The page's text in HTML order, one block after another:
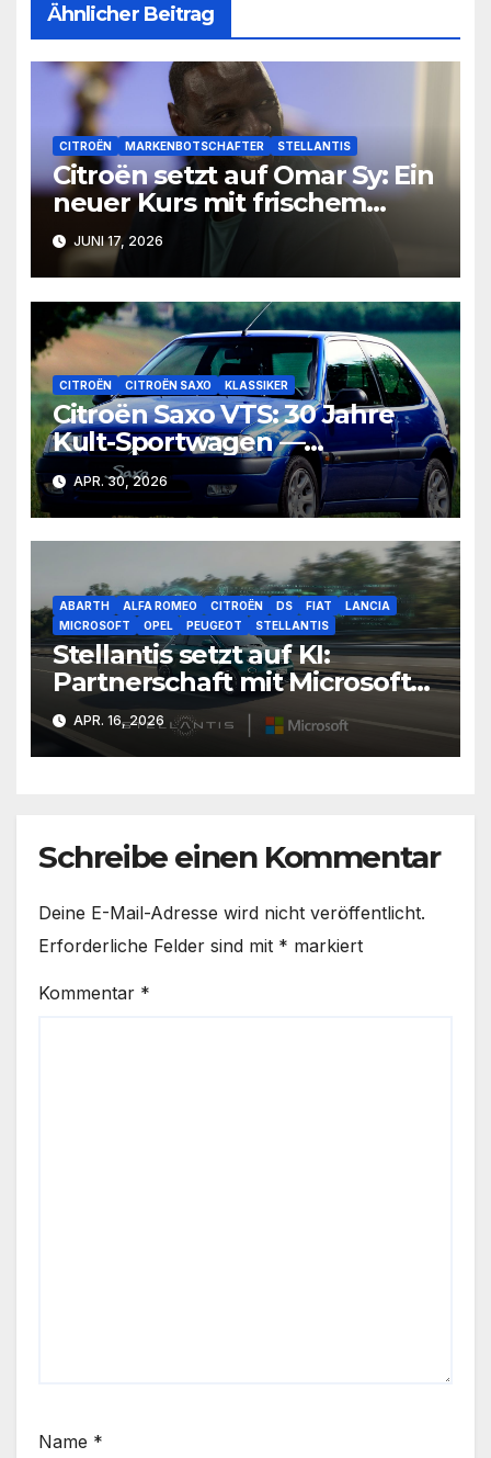
Ähnlicher Beitrag
CITROËN MARKENBOTSCHAFTER STELLANTIS
Citroën setzt auf Omar Sy: Ein
neuer Kurs mit frischem
Wind
JUNI 17, 2026
CITROËN CITROËN SAXO KLASSIKER
Citroën Saxo VTS: 30 Jahre
Kult-Sportwagen —
Geschichte, Technik und
Preise heute
APR. 30, 2026
ABARTH ALFA ROMEO CITROËN DS FIAT
LANCIA
MICROSOFT
OPEL PEUGEOT STELLANTIS
Stellantis setzt auf KI:
Partnerschaft mit Microsoft
vertieft die digitale
Transformation
APR. 16, 2026
Schreibe einen Kommentar
Deine E-Mail-Adresse wird nicht veröffentlicht.
Erforderliche Felder sind mit * markiert
Kommentar *
Name *